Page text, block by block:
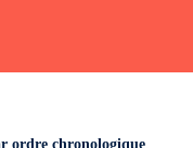
ordre chronologique.